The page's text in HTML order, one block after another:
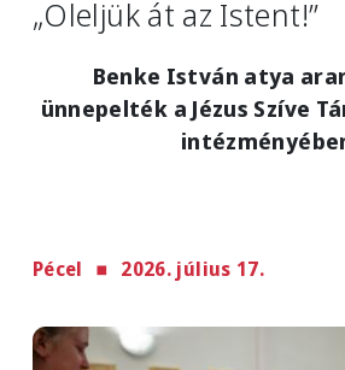
„Öleljük át az Istent!”
Benke István atya
ünnepelték a Jézus Szíve
Pécel 2026. július 17.
Image